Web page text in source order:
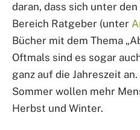
daran, dass sich unter
Bereich Ratgeber (unter
Bücher mit dem Thema
Oftmals sind es sogar
ganz auf die Jahreszeit
Sommer wollen mehr
Herbst und Winter.